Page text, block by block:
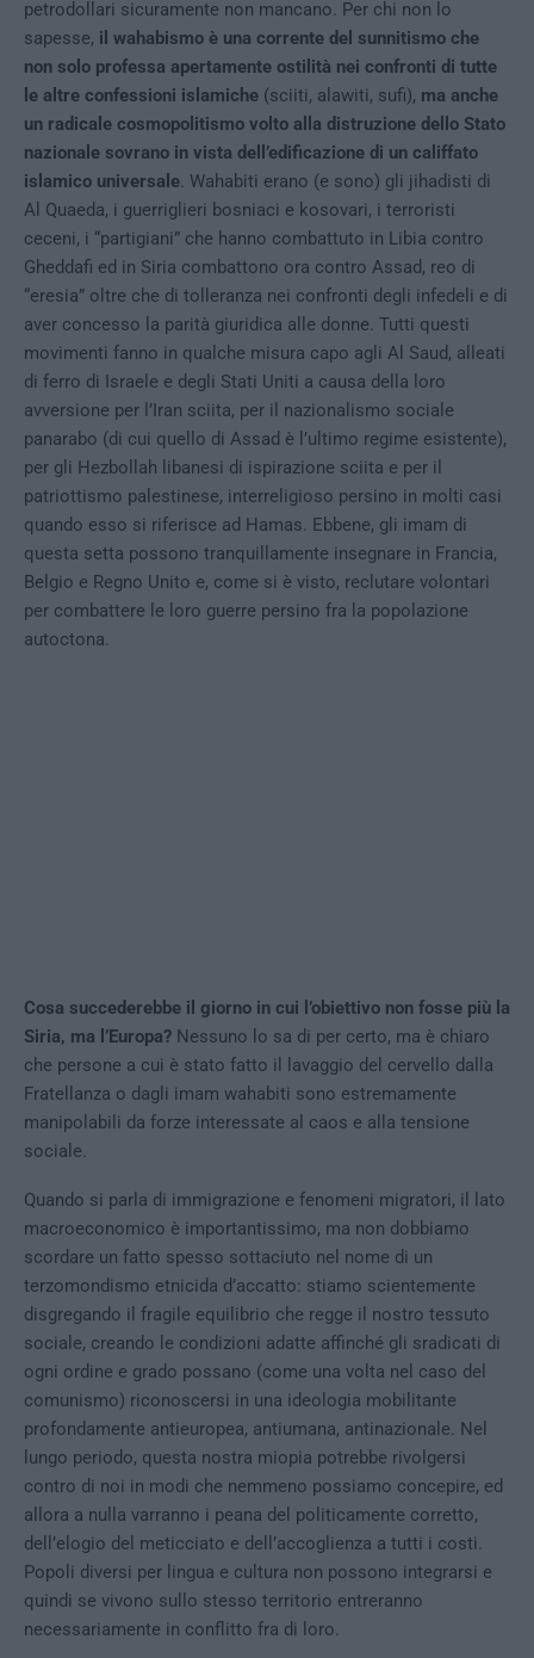
petrodollari sicuramente non mancano. Per chi non lo
sapesse, il wahabismo è una corrente del sunnitismo che
non solo professa apertamente ostilità nei confronti di tutte
le altre confessioni islamiche (sciiti, alawiti, sufi), ma anche
un radicale cosmopolitismo volto alla distruzione dello Stato
nazionale sovrano in vista dell’edificazione di un califfato
islamico universale. Wahabiti erano (e sono) gli jihadisti di
Al Quaeda, i guerriglieri bosniaci e kosovari, i terroristi
ceceni, i “partigiani” che hanno combattuto in Libia contro
Gheddafi ed in Siria combattono ora contro Assad, reo di
“eresia” oltre che di tolleranza nei confronti degli infedeli e di
aver concesso la parità giuridica alle donne. Tutti questi
movimenti fanno in qualche misura capo agli Al Saud, alleati
di ferro di Israele e degli Stati Uniti a causa della loro
avversione per l’Iran sciita, per il nazionalismo sociale
panarabo (di cui quello di Assad è l’ultimo regime esistente),
per gli Hezbollah libanesi di ispirazione sciita e per il
patriottismo palestinese, interreligioso persino in molti casi
quando esso si riferisce ad Hamas. Ebbene, gli imam di
questa setta possono tranquillamente insegnare in Francia,
Belgio e Regno Unito e, come si è visto, reclutare volontari
per combattere le loro guerre persino fra la popolazione
autoctona.
Cosa succederebbe il giorno in cui l’obiettivo non fosse più la
Siria, ma l’Europa? Nessuno lo sa di per certo, ma è chiaro
che persone a cui è stato fatto il lavaggio del cervello dalla
Fratellanza o dagli imam wahabiti sono estremamente
manipolabili da forze interessate al caos e alla tensione
sociale.
Quando si parla di immigrazione e fenomeni migratori, il lato
macroeconomico è importantissimo, ma non dobbiamo
scordare un fatto spesso sottaciuto nel nome di un
terzomondismo etnicida d’accatto: stiamo scientemente
disgregando il fragile equilibrio che regge il nostro tessuto
sociale, creando le condizioni adatte affinché gli sradicati di
ogni ordine e grado possano (come una volta nel caso del
comunismo) riconoscersi in una ideologia mobilitante
profondamente antieuropea, antiumana, antinazionale. Nel
lungo periodo, questa nostra miopia potrebbe rivolgersi
contro di noi in modi che nemmeno possiamo concepire, ed
allora a nulla varranno i peana del politicamente corretto,
dell’elogio del meticciato e dell’accoglienza a tutti i costi.
Popoli diversi per lingua e cultura non possono integrarsi e
quindi se vivono sullo stesso territorio entreranno
necessariamente in conflitto fra di loro.